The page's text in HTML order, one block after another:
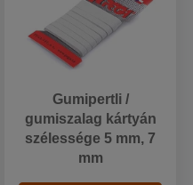
Gumipertli /
gumiszalag kártyán
szélessége 5 mm, 7
mm